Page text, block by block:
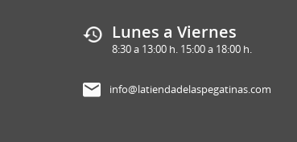
Lunes a Viernes
8:30 a 13:00 h. 15:00 a 18:00 h.
info@latiendadelaspegatinas.com